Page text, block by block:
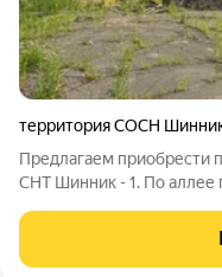
территория СОСН
Предлагаем приобрести
СНТ Шинник - 1. По аллее